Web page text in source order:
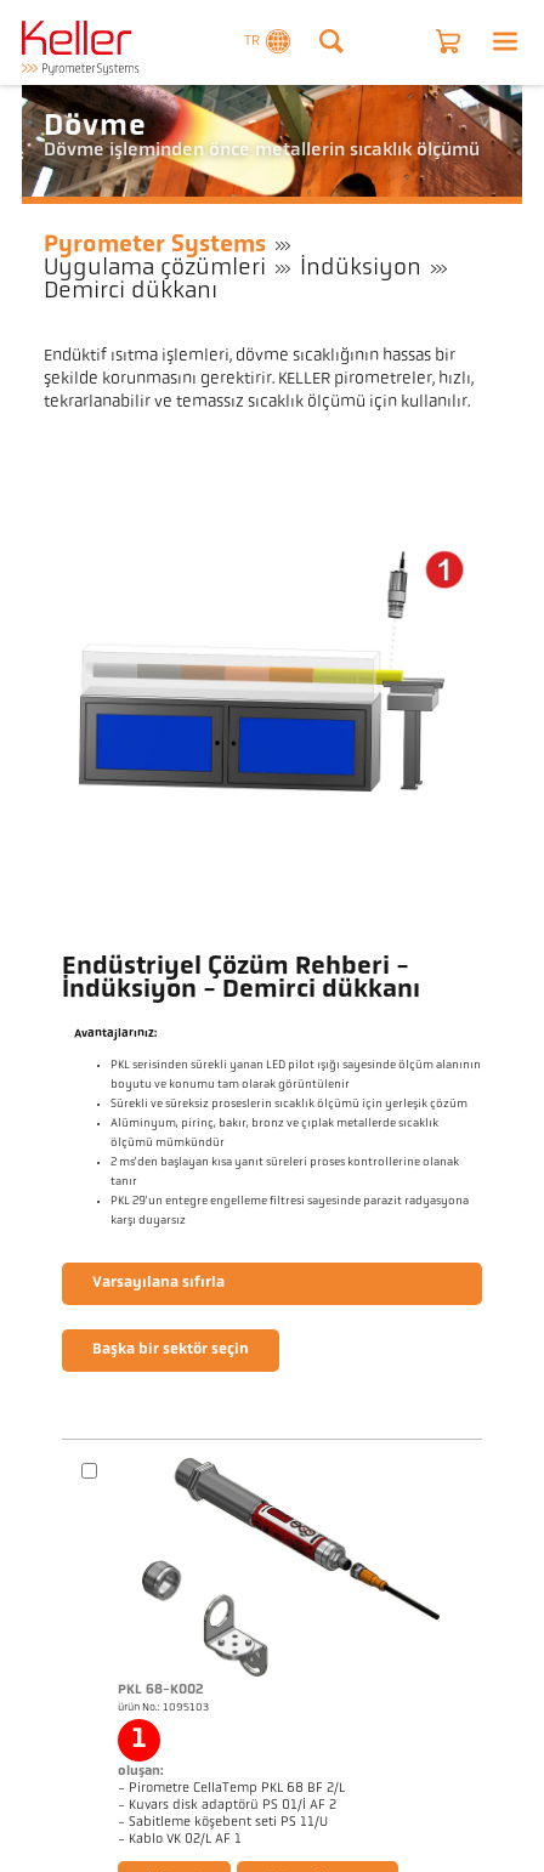
TR
Dövme
Dövme işleminden önce metallerin sıcaklık ölçümü
Pyrometer Systems
Uygulama çözümleri
İndüksiyon
Demirci dükkanı
Endüktif ısıtma işlemleri, dövme sıcaklığının hassas bir
şekilde korunmasını gerektirir. KELLER pirometreler, hızlı,
tekrarlanabilir ve temassız sıcaklık ölçümü için kullanılır.
Endüstriyel Çözüm Rehberi -
İndüksiyon - Demirci dükkanı
Avantajlarınız:
PKL serisinden sürekli yanan LED pilot ışığı sayesinde ölçüm alanının
boyutu ve konumu tam olarak görüntülenir
Sürekli ve süreksiz proseslerin sıcaklık ölçümü için yerleşik çözüm
Alüminyum, pirinç, bakır, bronz ve çıplak metallerde sıcaklık
ölçümü mümkündür
2 ms'den başlayan kısa yanıt süreleri proses kontrollerine olanak
tanır
PKL 29'un entegre engelleme filtresi sayesinde parazit radyasyona
karşı duyarsız
Varsayılana sıfırla
Başka bir sektör seçin
PKL 68-K002
ürün No.: 1095103
1
oluşan:
- Pirometre CellaTemp PKL 68 BF 2/L
- Kuvars disk adaptörü PS 01/I AF 2
- Sabitleme köşebent seti PS 11/U
- Kablo VK 02/L AF 1
broşür CellaTemp PK PKF PKL Questionnaire Radiation Pyrometers